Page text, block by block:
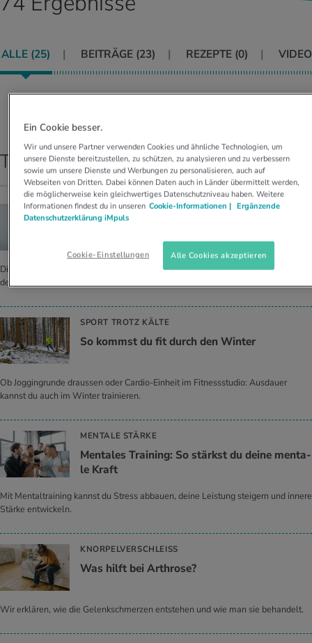
BMI berechnen
Personal Health Coaching
Kalorienverbrauch berechnen
Personal Health Coaching
Glücklich sein
Personal Health Coaching
Wissen
Mund- & Zahnpflege
Personal Health Coaching
THEMEN IM BEREICH SERVICES
Tools, Test & Quizze
ALLE (25) BEITRÄGE (23) REZEPTE (0)
Top Ergebnisse
TRAINIEREN WIE DIE PROFIS
Die St. Moritzer Skilehrer Leo und Tiziano verraten, wie man sich am besten auf
den Winter vorbereitet.
SPORT TROTZ KÄLTE
So kommst du fit durch den Win­ter
Ob Joggingrunde draussen oder Cardio-Einheit im Fitnessstudio: Ausdauer
kannst du auch im Winter trainieren.
MENTALE STÄRKE
Men­ta­les Trai­ning: So stärkst du deine men­ta­
le Kraft
Mit Mentaltraining kannst du Stress abbauen, deine Leistung steigern und innere
Stärke entwickeln.
KNORPELVERSCHLEISS
Was hilft bei Ar­thro­se?
Wir erklären, wie die Gelenkschmerzen entstehen und wie man sie behandelt.
Ein Cookie besser.
Wir und unsere Partner verwenden Cookies und ähnliche Technologien, um
unsere Dienste bereitzustellen, zu schützen, zu analysieren und zu verbessern
sowie um unsere Dienste und Werbungen zu personalisieren, auch auf
Webseiten von Dritten. Dabei können Daten auch in Länder übermittelt werden,
die möglicherweise kein gleichwertiges Datenschutzniveau haben. Weitere
Informationen findest du in unseren Cookie-Informationen | Ergänzende
Datenschutzerklärung iMpuls
Cookie-Einstellungen Alle Cookies akzeptieren